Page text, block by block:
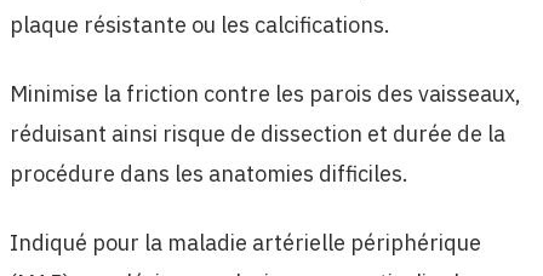
plaque résistante ou les calcifications.
Minimise la friction contre les parois des vaisseaux,
réduisant ainsi risque de dissection et durée de la
procédure dans les anatomies difficiles.
Indiqué pour la maladie artérielle périphérique